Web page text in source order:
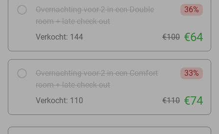
Overnachting voor 2 in een Double
room + late check-out
36%
Verkocht: 144 €100 €64
Overnachting voor 2 in een Comfort
room + late check-out
33%
Verkocht: 110 €110 €74